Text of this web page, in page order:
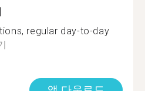
regular day-to-day